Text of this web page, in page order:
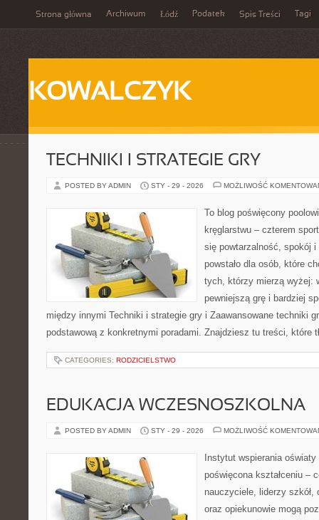
Strona główna Archiwum Łódź Podatek Spis Treści Tagi
KOWALCZYK
TECHNIKI I STRATEGIE GRY
POSTED BY ADMIN STY - 29 - 2026 MOŻLIWOŚĆ
To blog poświęcony
kręglarstwu – czterem
się powtarzalność, spokój i
powstało dla osób, które
tych, którzy mierzą wyżej:
pewniejszą grę i bardziej
między innymi Techniki i strategie gry i Zaawansowane techniki
podstawową z konkretnymi poradami. Znajdziesz tu treści, które
CATEGORIES: RODZICIELSTWO
EDUKACJA WCZESNOSZKOLNA
POSTED BY ADMIN STY - 29 - 2026 MOŻLIWOŚĆ
Instytut wspierania
poświęcona kształceniu –
nauczyciele, liderzy szkół,
oraz opiekunowie mogą